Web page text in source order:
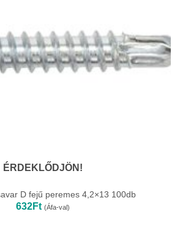
ÉRDEKLŐDJÖN!
D fejű peremes 4,2×13 100db
632Ft (Áfa-val)